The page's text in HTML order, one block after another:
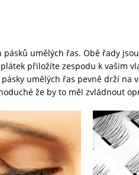
pásků umělých řas. Obě řady
přiložíte zespodu k vašim
umělých řas pevně drží na
že by to měl zvládnout